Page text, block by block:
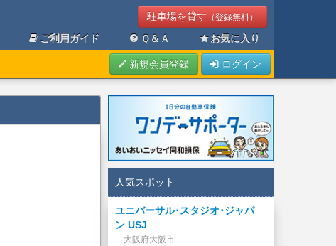
駐車場を貸す （登録無料）
ご利用ガイド Ｑ＆Ａ お気に入り
新規会員登録 ログイン
人気スポット
ユニバーサル･スタジオ･ジャパ
ン USJ
大阪府大阪市